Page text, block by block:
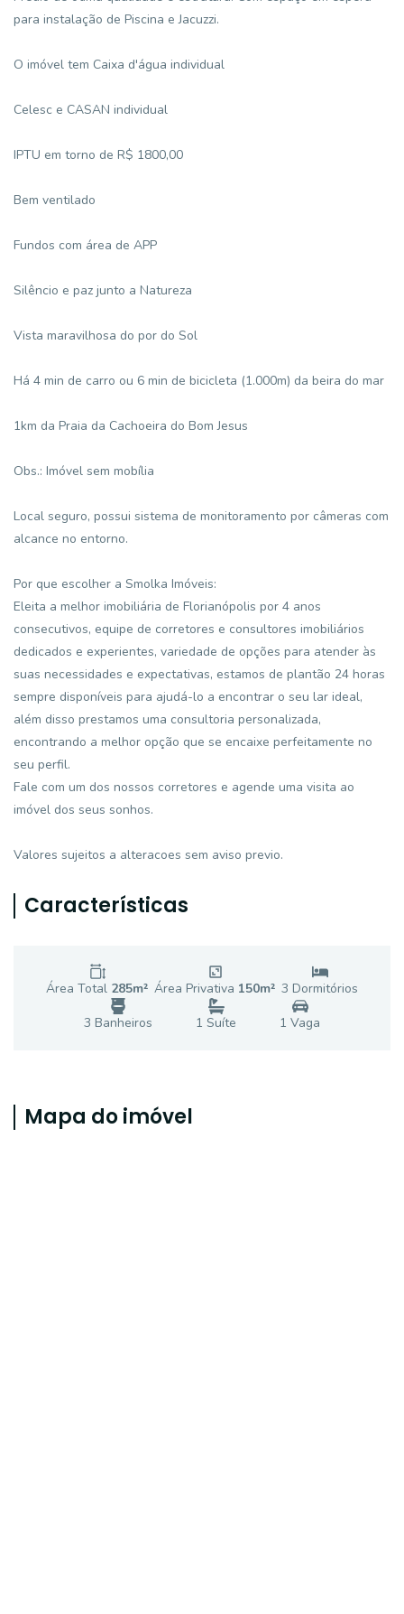
para instalação de Piscina e Jacuzzi.
O imóvel tem Caixa d'água individual
Celesc e CASAN individual
IPTU em torno de R$ 1800,00
Bem ventilado
Fundos com área de APP
Silêncio e paz junto a Natureza
Vista maravilhosa do por do Sol
Há 4 min de carro ou 6 min de bicicleta (1.000m) da beira do mar
1km da Praia da Cachoeira do Bom Jesus
Obs.: Imóvel sem mobília
Local seguro, possui sistema de monitoramento por câmeras com
alcance no entorno.
Por que escolher a Smolka Imóveis:
Eleita a melhor imobiliária de Florianópolis por 4 anos
consecutivos, equipe de corretores e consultores imobiliários
dedicados e experientes, variedade de opções para atender às
suas necessidades e expectativas, estamos de plantão 24 horas
sempre disponíveis para ajudá-lo a encontrar o seu lar ideal,
além disso prestamos uma consultoria personalizada,
encontrando a melhor opção que se encaixe perfeitamente no
seu perfil.
Fale com um dos nossos corretores e agende uma visita ao
imóvel dos seus sonhos.
Valores sujeitos a alteracoes sem aviso previo.
Características
Área Total 285m² Área Privativa 150m² 3 Dormitórios
3 Banheiros 1 Suíte 1 Vaga
Mapa do imóvel